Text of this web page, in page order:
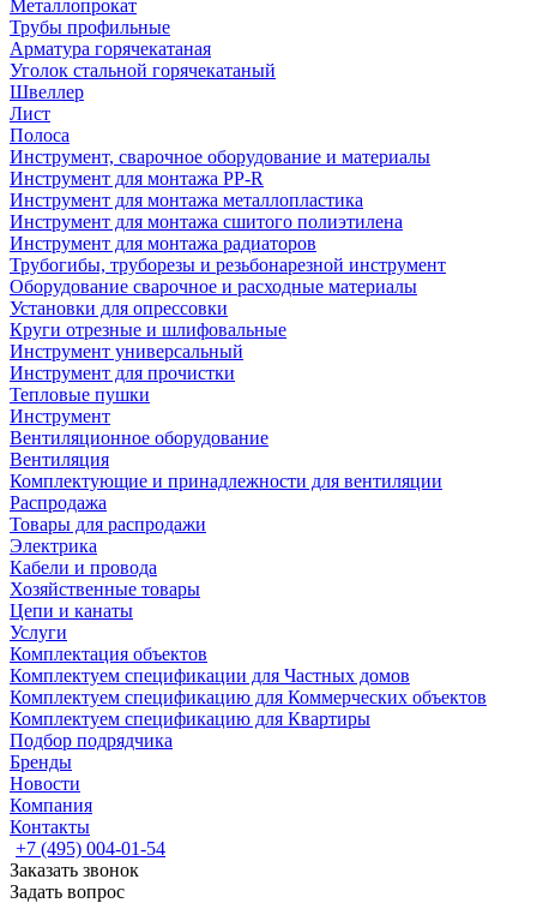
Металлопрокат
Трубы профильные
Арматура горячекатаная
Уголок стальной горячекатаный
Швеллер
Лист
Полоса
Инструмент, сварочное оборудование и материалы
Инструмент для монтажа PP-R
Инструмент для монтажа металлопластика
Инструмент для монтажа сшитого полиэтилена
Инструмент для монтажа радиаторов
Трубогибы, труборезы и резьбонарезной инструмент
Оборудование сварочное и расходные материалы
Установки для опрессовки
Круги отрезные и шлифовальные
Инструмент универсальный
Инструмент для прочистки
Тепловые пушки
Инструмент
Вентиляционное оборудование
Вентиляция
Комплектующие и принадлежности для вентиляции
Распродажа
Товары для распродажи
Электрика
Кабели и провода
Хозяйственные товары
Цепи и канаты
Услуги
Комплектация объектов
Комплектуем спецификации для Частных домов
Комплектуем спецификацию для Коммерческих объектов
Комплектуем спецификацию для Квартиры
Подбор подрядчика
Бренды
Новости
Компания
Контакты
+7 (495) 004-01-54
Заказать звонок
Задать вопрос